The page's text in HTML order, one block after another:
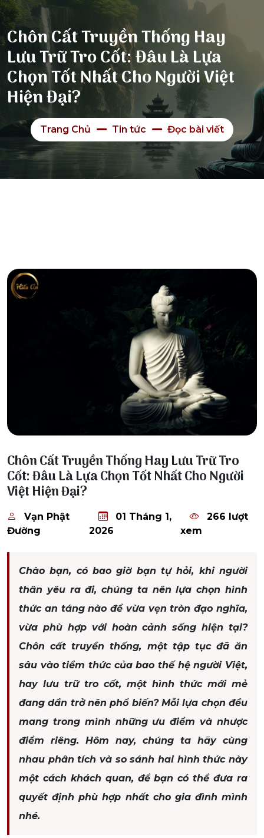
Chôn Cất Truyền Thống Hay
Lưu Trữ Tro Cốt: Đâu Là Lựa
Chọn Tốt Nhất Cho Người Việt
Hiện Đại?
Trang Chủ Tin tức Đọc bài viết
Chôn Cất Truyền Thống Hay Lưu Trữ Tro
Cốt: Đâu Là Lựa Chọn Tốt Nhất Cho Người
Việt Hiện Đại?
Vạn Phật
Đường
01 Tháng 1,
2026
266 lượt
xem
Chào bạn, có bao giờ bạn tự hỏi, khi người
thân yêu ra đi, chúng ta nên lựa chọn hình
thức an táng nào để vừa vẹn tròn đạo nghĩa,
vừa phù hợp với hoàn cảnh sống hiện tại?
Chôn cất truyền thống, một tập tục đã ăn
sâu vào tiềm thức của bao thế hệ người Việt,
hay lưu trữ tro cốt, một hình thức mới mẻ
đang dần trở nên phổ biến? Mỗi lựa chọn đều
mang trong mình những ưu điểm và nhược
điểm riêng. Hôm nay, chúng ta hãy cùng
nhau phân tích và so sánh hai hình thức này
một cách khách quan, để bạn có thể đưa ra
quyết định phù hợp nhất cho gia đình mình
nhé.